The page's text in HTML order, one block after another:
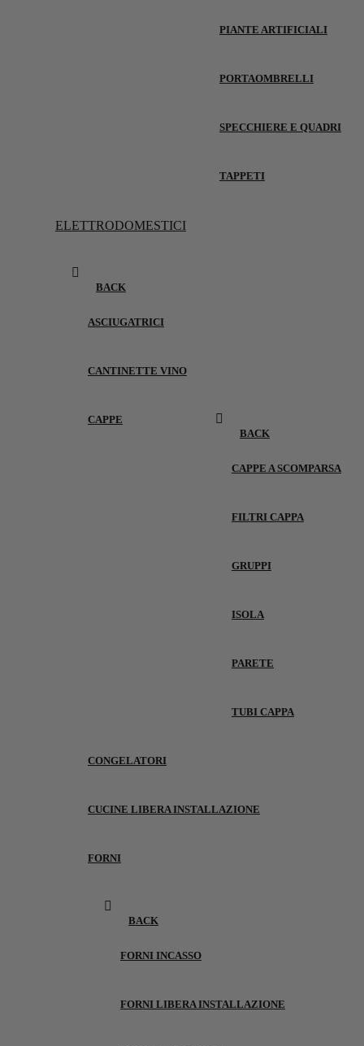
PIANTE ARTIFICIALI
PORTAOMBRELLI
SPECCHIERE E QUADRI
TAPPETI
ELETTRODOMESTICI
BACK
ASCIUGATRICI
CANTINETTE VINO
CAPPE
BACK
CAPPE A SCOMPARSA
FILTRI CAPPA
GRUPPI
ISOLA
PARETE
TUBI CAPPA
CONGELATORI
CUCINE LIBERA INSTALLAZIONE
FORNI
BACK
FORNI INCASSO
FORNI LIBERA INSTALLAZIONE